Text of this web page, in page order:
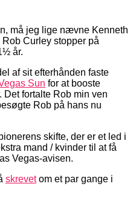
må jeg lige nævne Kenneth
Rob Curley stopper på
år.
af sit efterhånden faste
Sun for at booste
fortalte Rob min ven
Rob på hans nu
skifte, der er et led i
mand / kvinder til at få
Vegas-avisen.
skrevetom et par gange i